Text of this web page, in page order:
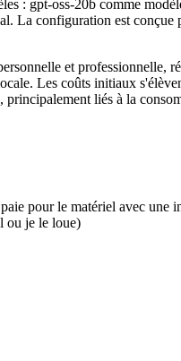
: gpt-oss-20b comme
La configuration est
et professionnelle,
Les coûts initiaux
principalement liés à la
pour le matériel avec une
ou je le loue)